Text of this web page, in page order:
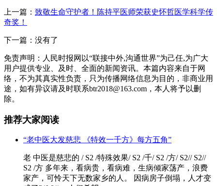
上一篇： 致敬生命守护者！陈持平医师荣获史怀哲医学科学传
奇奖！
下一篇：没有了
免责声明：人民时报网以“联接中外,沟通世界”为己任,为广大
用户提供专业、及时、全面的新闻资讯。本篇内容来自于网
络，不为其真实性负责，只为传播网络信息为目的，非商业用
途，如有异议请及时联系btr2018@163.com，本人将予以删
除。
推荐大家阅读
“老中医大发慈悲 《特效一千方》每方五角”
老 中医是慈悲的 / S2 /特殊效果/ S2 /千/ S2 /方/ S2// S2//
S2 /方 多年来，看病贵，看病难，生病倾家荡产，浪费
家产，可怜天下无数家乡的人。 因病房子倒塌，人才变